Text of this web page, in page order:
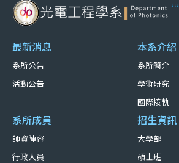
:::
最新消息
系所公告
活動公告
本系介紹
系所簡介
學術研究
國際接軌
系所成員
師資陣容
行政人員
招生資訊
大學部
碩士班